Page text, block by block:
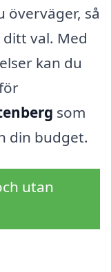
överväger, så
val. Med
kan du
som
din budget.
utan